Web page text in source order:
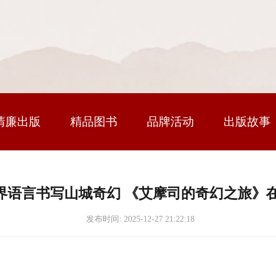
廉出版 精品图书 品牌活动 出版故事
语言书写山城奇幻 《艾摩司的奇幻之旅》
发布时间: 2025-12-27 21:22:18